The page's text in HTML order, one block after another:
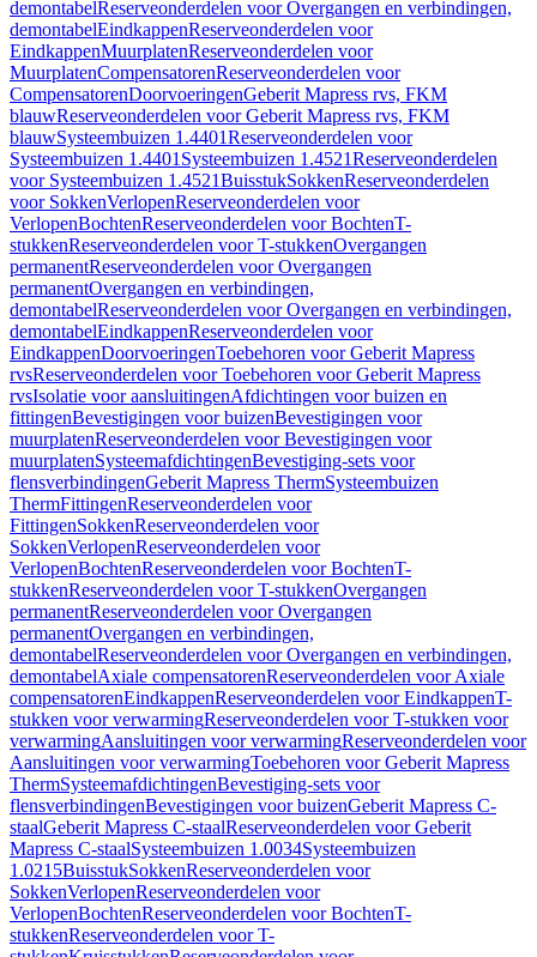
demontabelReserveonderdelen voor Overgangen en verbindingen,
demontabelEindkappenReserveonderdelen voor
EindkappenMuurplatenReserveonderdelen voor
MuurplatenCompensatorenReserveonderdelen voor
CompensatorenDoorvoeringenGeberit Mapress rvs, FKM
blauwReserveonderdelen voor Geberit Mapress rvs, FKM
blauwSysteembuizen 1.4401Reserveonderdelen voor
Systeembuizen 1.4401 Systeembuizen 1.4521Reserveonderdelen
voor Systeembuizen 1.4521BuisstukSokkenReserveonderdelen
voor SokkenVerlopenReserveonderdelen voor
VerlopenBochtenReserveonderdelen voor BochtenT-
stukkenReserveonderdelen voor T-stukkenOvergangen
permanentReserveonderdelen voor Overgangen
permanentOvergangen en verbindingen,
demontabelReserveonderdelen voor Overgangen en verbindingen,
demontabelEindkappenReserveonderdelen voor
EindkappenDoorvoeringenToebehoren voor Geberit Mapress
rvsReserveonderdelen voor Toebehoren voor Geberit Mapress
rvsIsolatie voor aansluitingenAfdichtingen voor buizen en
fittingenBevestigingen voor buizenBevestigingen voor
muurplatenReserveonderdelen voor Bevestigingen voor
muurplatenSysteemafdichtingenBevestiging-sets voor
flensverbindingenGeberit Mapress ThermSysteembuizen
ThermFittingenReserveonderdelen voor
FittingenSokkenReserveonderdelen voor
SokkenVerlopenReserveonderdelen voor
VerlopenBochtenReserveonderdelen voor BochtenT-
stukkenReserveonderdelen voor T-stukkenOvergangen
permanentReserveonderdelen voor Overgangen
permanentOvergangen en verbindingen,
demontabelReserveonderdelen voor Overgangen en verbindingen,
demontabelAxiale compensatorenReserveonderdelen voor Axiale
compensatorenEindkappenReserveonderdelen voor EindkappenT-
stukken voor verwarmingReserveonderdelen voor T-stukken voor
verwarmingAansluitingen voor verwarmingReserveonderdelen voor
Aansluitingen voor verwarmingToebehoren voor Geberit Mapress
ThermSysteemafdichtingenBevestiging-sets voor
flensverbindingenBevestigingen voor buizenGeberit Mapress C-
staalGeberit Mapress C-staalReserveonderdelen voor Geberit
Mapress C-staalSysteembuizen 1.0034Systeembuizen
1.0215BuisstukSokkenReserveonderdelen voor
SokkenVerlopenReserveonderdelen voor
VerlopenBochtenReserveonderdelen voor BochtenT-
stukkenReserveonderdelen voor T-